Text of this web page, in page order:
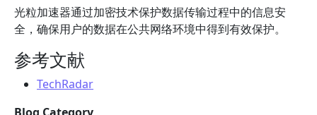
光粒加速器通过加密技术保护数据传输过程中的信息安
全，确保用户的数据在公共网络环境中得到有效保护。
参考文献
TechRadar